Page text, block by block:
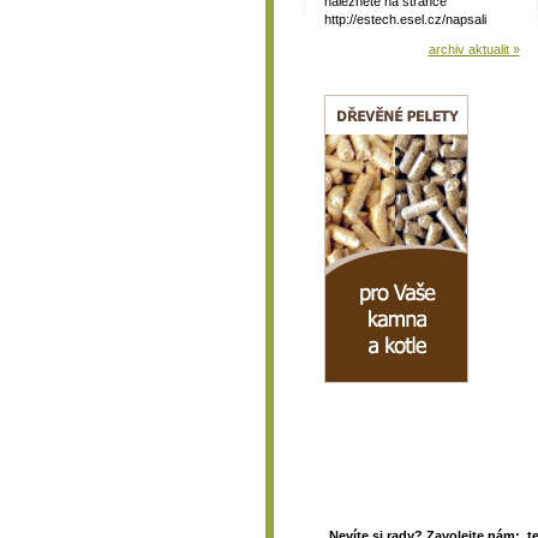
http://estech.esel.cz/napsali
archiv aktualit »